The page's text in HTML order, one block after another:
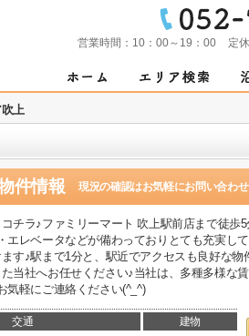
営業時間： 10：00～19：00 定
上
件情報 現況の確認はお気軽にお問い合わせ
チラ♪ファミリーマート 吹上駅前店まで徒歩
レベータなどが備わっておりとても充実し
す♪駅まで1分と、駅近でアクセスも良好な物
当社へお任せください♪当社は、多種多様な
気軽にご連絡ください(^_^)
交通 建物